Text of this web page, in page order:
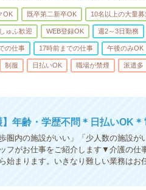
OK 既卒第二新卒OK 10名以上の大量募
しゅふ歓迎 WEB登録OK 週2～3日勤務
の仕事 17時前までの仕事 午後のみOK
制服 日払いOK 職場が禁煙 派遣多
】年齢・学歴不問＊日払いOK
圏内の施設がいい」「少人数の施設が
フがお仕事をご紹介します▼介護の仕
始まります。いきなり難しい業務はお